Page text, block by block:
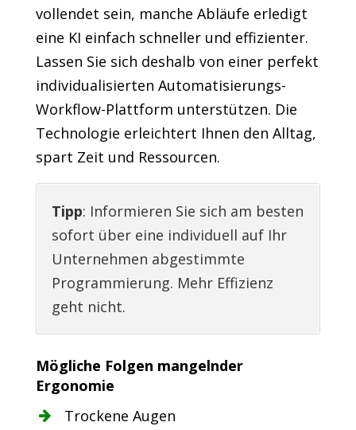
vollendet sein, manche Abläufe erledigt
eine KI einfach schneller und effizienter.
Lassen Sie sich deshalb von einer perfekt
individualisierten Automatisierungs-
Workflow-Plattform unterstützen. Die
Technologie erleichtert Ihnen den Alltag,
spart Zeit und Ressourcen.
Tipp: Informieren Sie sich am besten
sofort über eine individuell auf Ihr
Unternehmen abgestimmte
Programmierung. Mehr Effizienz
geht nicht.
Mögliche Folgen mangelnder
Ergonomie
Trockene Augen